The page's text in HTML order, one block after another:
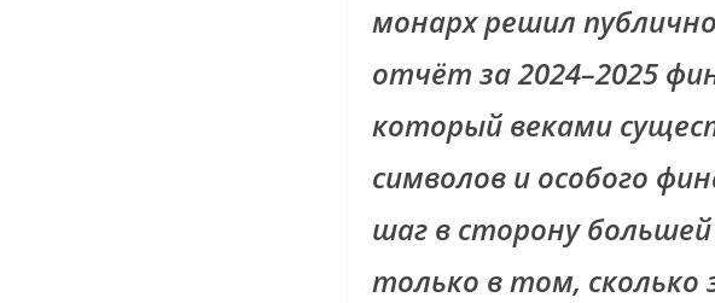
монарх решил
отчёт за 2024–2025
который веками
символов и особого
шаг в сторону
только в том,